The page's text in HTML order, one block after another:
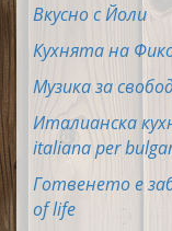
Вкусно с Йоли
Кухнята на
Музика за
Италианска
italiana per
Готвенето е
of life